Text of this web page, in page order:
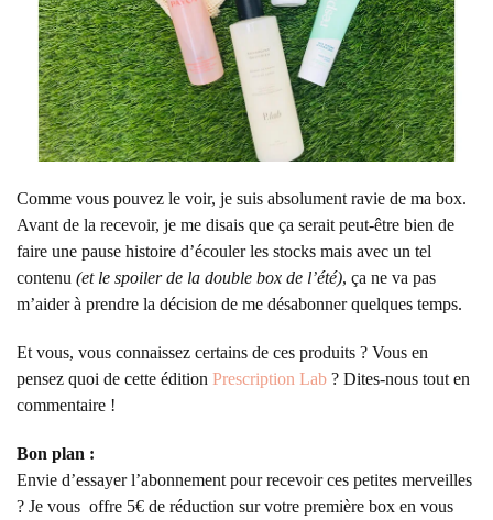
Comme vous pouvez le voir, je suis absolument ravie de ma box.
Avant de la recevoir, je me disais que ça serait peut-être bien de
faire une pause histoire d’écouler les stocks mais avec un tel
contenu (et le spoiler de la double box de l’été), ça ne va pas
m’aider à prendre la décision de me désabonner quelques temps.
Et vous, vous connaissez certains de ces produits ? Vous en
pensez quoi de cette édition Prescription Lab ? Dites-nous tout en
commentaire !
Bon plan :
Envie d’essayer l’abonnement pour recevoir ces petites merveilles
? Je vous offre 5€ de réduction sur votre première box en vous